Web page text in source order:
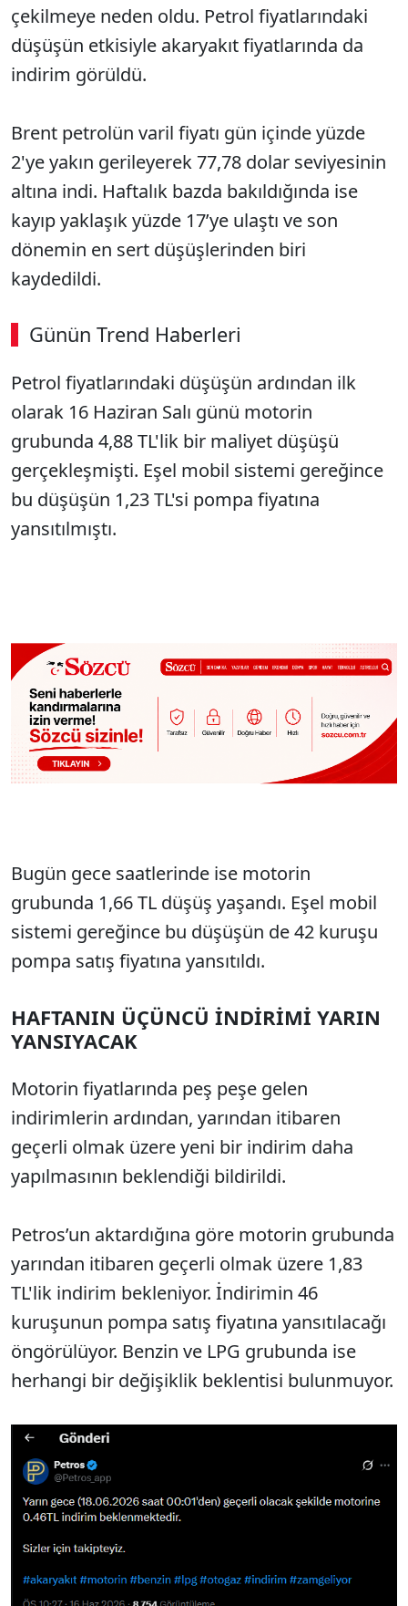
çekilmeye neden oldu. Petrol fiyatlarındaki
düşüşün etkisiyle akaryakıt fiyatlarında da
indirim görüldü.
Brent petrolün varil fiyatı gün içinde yüzde
2'ye yakın gerileyerek 77,78 dolar seviyesinin
altına indi. Haftalık bazda bakıldığında ise
kayıp yaklaşık yüzde 17’ye ulaştı ve son
dönemin en sert düşüşlerinden biri
kaydedildi.
Günün Trend Haberleri
00:02 / 08:43
Sesi Aç
Petrol fiyatlarındaki düşüşün ardından ilk
olarak 16 Haziran Salı günü motorin
grubunda 4,88 TL'lik bir maliyet düşüşü
gerçekleşmişti. Eşel mobil sistemi gereğince
bu düşüşün 1,23 TL'si pompa fiyatına
yansıtılmıştı.
Bugün gece saatlerinde ise motorin
grubunda 1,66 TL düşüş yaşandı. Eşel mobil
sistemi gereğince bu düşüşün de 42 kuruşu
pompa satış fiyatına yansıtıldı.
HAFTANIN ÜÇÜNCÜ İNDİRİMİ YARIN
YANSIYACAK
Motorin fiyatlarında peş peşe gelen
indirimlerin ardından, yarından itibaren
geçerli olmak üzere yeni bir indirim daha
yapılmasının beklendiği bildirildi.
Petros’un aktardığına göre motorin grubunda
yarından itibaren geçerli olmak üzere 1,83
TL'lik indirim bekleniyor. İndirimin 46
kuruşunun pompa satış fiyatına yansıtılacağı
öngörülüyor. Benzin ve LPG grubunda ise
herhangi bir değişiklik beklentisi bulunmuyor.